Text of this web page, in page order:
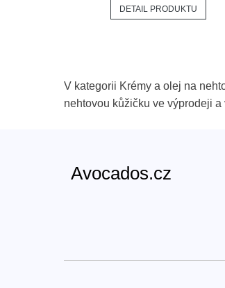
DETAIL PRODUKTU
V kategorii Krémy a olej na
nehtovou kůžičku ve výprodeji
Avocados.cz